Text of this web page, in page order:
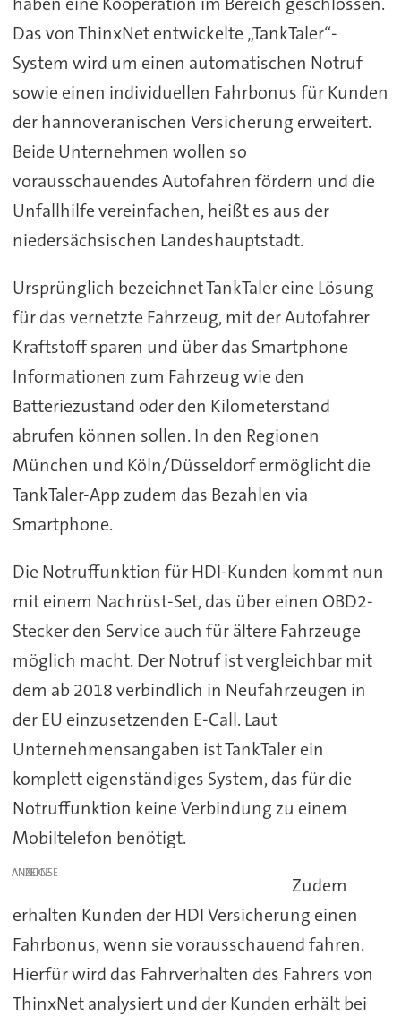
Das von ThinxNet entwickelte „TankTaler“-
System wird um einen automatischen Notruf
sowie einen individuellen Fahrbonus für Kunden
der hannoveranischen Versicherung erweitert.
Beide Unternehmen wollen so
vorausschauendes Autofahren fördern und die
Unfallhilfe vereinfachen, heißt es aus der
niedersächsischen Landeshauptstadt.
Ursprünglich bezeichnet TankTaler eine Lösung
für das vernetzte Fahrzeug, mit der Autofahrer
Kraftstoff sparen und über das Smartphone
Informationen zum Fahrzeug wie den
Batteriezustand oder den Kilometerstand
abrufen können sollen. In den Regionen
München und Köln/Düsseldorf ermöglicht die
TankTaler-App zudem das Bezahlen via
Smartphone.
Die Notruffunktion für HDI-Kunden kommt nun
mit einem Nachrüst-Set, das über einen OBD2-
Stecker den Service auch für ältere Fahrzeuge
möglich macht. Der Notruf ist vergleichbar mit
dem ab 2018 verbindlich in Neufahrzeugen in
der EU einzusetzenden E-Call. Laut
Unternehmensangaben ist TankTaler ein
komplett eigenständiges System, das für die
Notruffunktion keine Verbindung zu einem
Mobiltelefon benötigt.
ANZEIGE
Zudem
erhalten Kunden der HDI Versicherung einen
Fahrbonus, wenn sie vorausschauend fahren.
Hierfür wird das Fahrverhalten des Fahrers von
ThinxNet analysiert und der Kunden erhält bei